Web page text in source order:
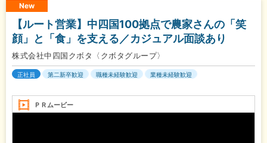
New
【ルート営業】中四国100拠点で農家さんの「笑
顔」と「食」を支える／カジュアル面談あり
株式会社中四国クボタ〈クボタグループ〉
正社員 第二新卒歓迎 職種未経験歓迎 業種未経験歓迎
ＰＲムービー